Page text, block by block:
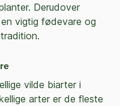
Derudover
vigtig fødevare og
vilde biarter i
arter er de fleste